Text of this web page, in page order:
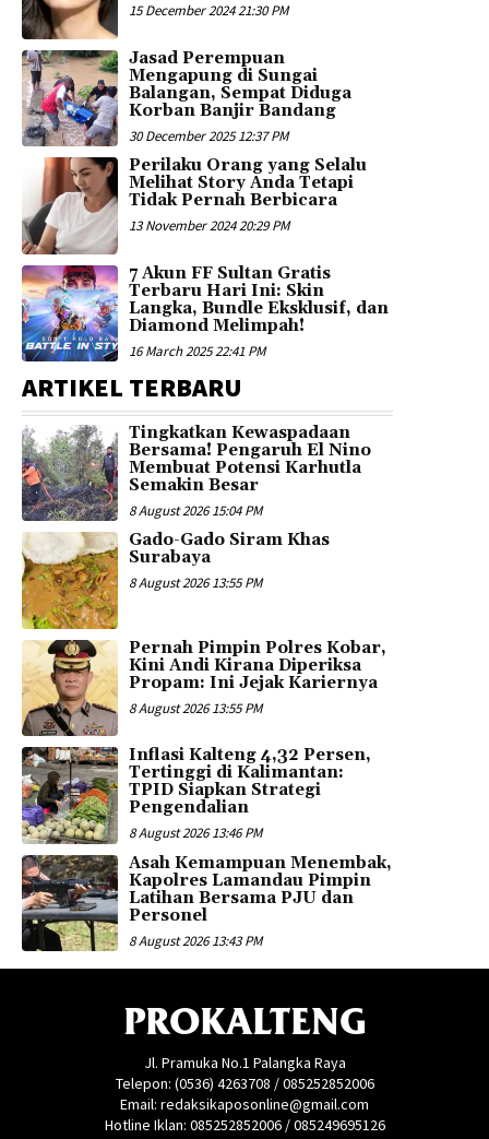
15 December 2024 21:30 PM
Jasad Perempuan
Mengapung di Sungai
Balangan, Sempat Diduga
Korban Banjir Bandang
30 December 2025 12:37 PM
Perilaku Orang yang Selalu
Melihat Story Anda Tetapi
Tidak Pernah Berbicara
13 November 2024 20:29 PM
7 Akun FF Sultan Gratis
Terbaru Hari Ini: Skin
Langka, Bundle Eksklusif, dan
Diamond Melimpah!
16 March 2025 22:41 PM
ARTIKEL TERBARU
Tingkatkan Kewaspadaan
Bersama! Pengaruh El Nino
Membuat Potensi Karhutla
Semakin Besar
8 August 2026 15:04 PM
Gado-Gado Siram Khas
Surabaya
8 August 2026 13:55 PM
Pernah Pimpin Polres Kobar,
Kini Andi Kirana Diperiksa
Propam: Ini Jejak Kariernya
8 August 2026 13:55 PM
Inflasi Kalteng 4,32 Persen,
Tertinggi di Kalimantan:
TPID Siapkan Strategi
Pengendalian
8 August 2026 13:46 PM
Asah Kemampuan Menembak,
Kapolres Lamandau Pimpin
Latihan Bersama PJU dan
Personel
8 August 2026 13:43 PM
PROKALTENG
Jl. Pramuka No.1 Palangka Raya
Telepon: (0536) 4263708 / 085252852006
Email: redaksikaposonline@gmail.com
Hotline Iklan: 085252852006 / 085249695126